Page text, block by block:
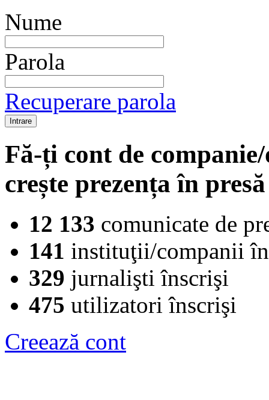
Nume
Parola
Recuperare parola
Fă-ți cont de
crește prezența în
12 133 comunicate de
141 instituţii/companii
329 jurnalişti înscrişi
475 utilizatori înscrişi
Creează cont